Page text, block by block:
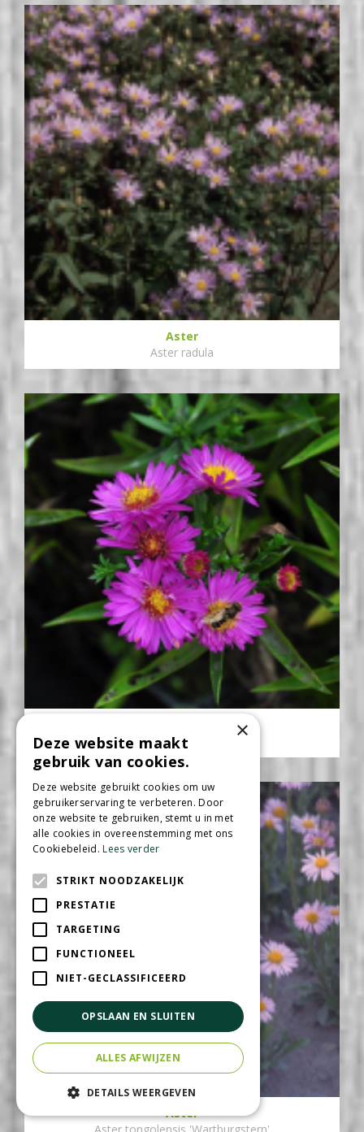
Aster
Aster radula
Aster 'Anneke'
Aster
×
Deze website maakt
gebruik van cookies.
Deze website gebruikt cookies om uw
gebruikerservaring te verbeteren. Door
onze website te gebruiken, stemt u in met
alle cookies in overeenstemming met ons
Cookiebeleid.Lees verder
STRIKT NOODZAKELIJK
PRESTATIE
TARGETING
FUNCTIONEEL
NIET-GECLASSIFICEERD
OPSLAAN EN SLUITEN
ALLES AFWIJZEN
DETAILS WEERGEVEN